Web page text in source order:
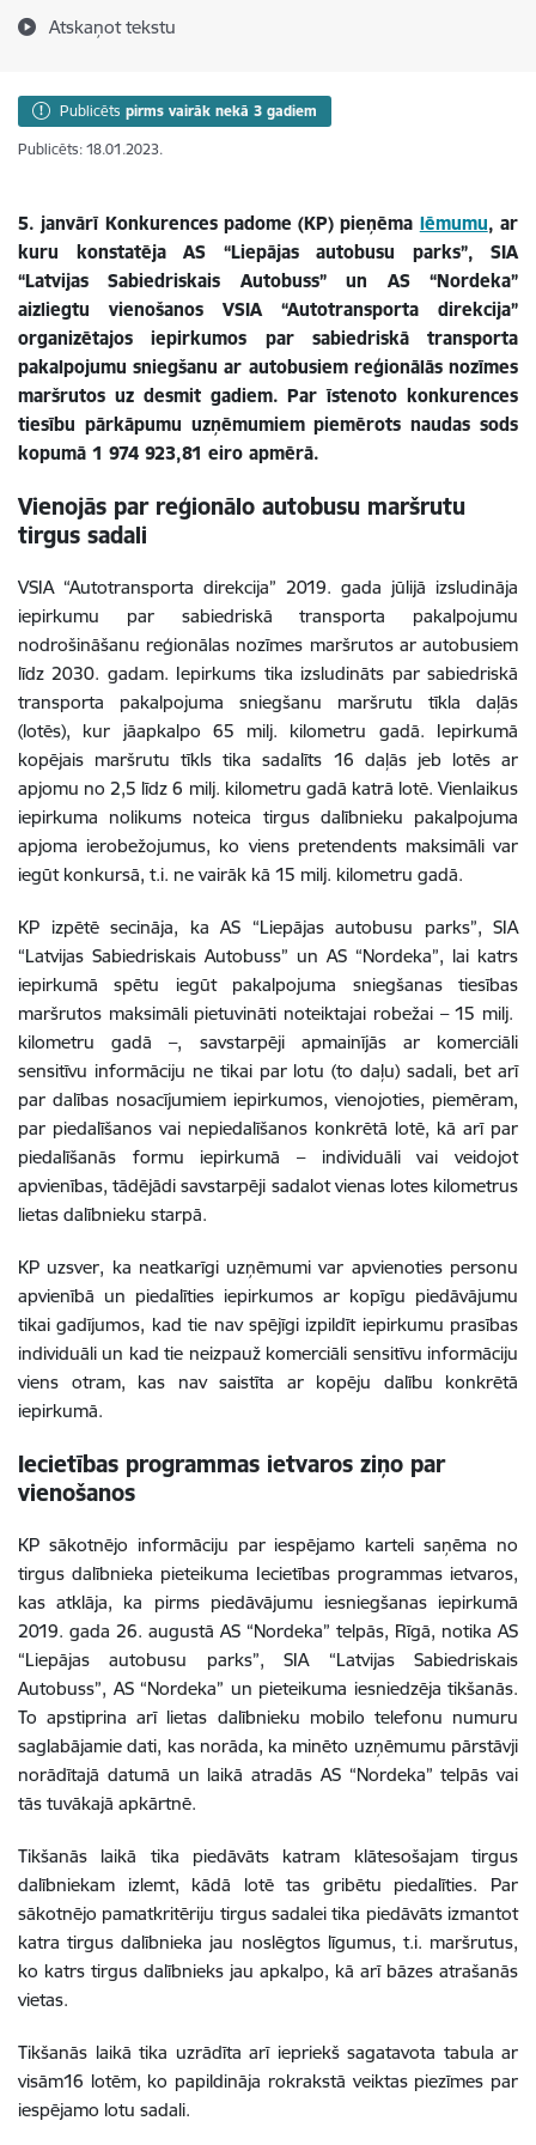
Atskaņot tekstu
Publicēts pirms vairāk nekā 3 gadiem
Publicēts: 18.01.2023.
5. janvārī Konkurences padome (KP) pieņēma lēmumu, ar
kuru konstatēja AS “Liepājas autobusu parks”, SIA
“Latvijas Sabiedriskais Autobuss” un AS “Nordeka”
aizliegtu vienošanos VSIA “Autotransporta direkcija”
organizētajos iepirkumos par sabiedriskā transporta
pakalpojumu sniegšanu ar autobusiem reģionālās nozīmes
maršrutos uz desmit gadiem. Par īstenoto konkurences
tiesību pārkāpumu uzņēmumiem piemērots naudas sods
kopumā 1 974 923,81 eiro apmērā.
Vienojās par reģionālo autobusu maršrutu
tirgus sadali
VSIA “Autotransporta direkcija” 2019. gada jūlijā izsludināja
iepirkumu par sabiedriskā transporta pakalpojumu
nodrošināšanu reģionālas nozīmes maršrutos ar autobusiem
līdz 2030. gadam. Iepirkums tika izsludināts par sabiedriskā
transporta pakalpojuma sniegšanu maršrutu tīkla daļās
(lotēs), kur jāapkalpo 65 milj. kilometru gadā. Iepirkumā
kopējais maršrutu tīkls tika sadalīts 16 daļās jeb lotēs ar
apjomu no 2,5 līdz 6 milj. kilometru gadā katrā lotē. Vienlaikus
iepirkuma nolikums noteica tirgus dalībnieku pakalpojuma
apjoma ierobežojumus, ko viens pretendents maksimāli var
iegūt konkursā, t.i. ne vairāk kā 15 milj. kilometru gadā.
KP izpētē secināja, ka AS “Liepājas autobusu parks”, SIA
“Latvijas Sabiedriskais Autobuss” un AS “Nordeka”, lai katrs
iepirkumā spētu iegūt pakalpojuma sniegšanas tiesības
maršrutos maksimāli pietuvināti noteiktajai robežai – 15 milj.
kilometru gadā –, savstarpēji apmainījās ar komerciāli
sensitīvu informāciju ne tikai par lotu (to daļu) sadali, bet arī
par dalības nosacījumiem iepirkumos, vienojoties, piemēram,
par piedalīšanos vai nepiedalīšanos konkrētā lotē, kā arī par
piedalīšanās formu iepirkumā – individuāli vai veidojot
apvienības, tādējādi savstarpēji sadalot vienas lotes kilometrus
lietas dalībnieku starpā.
KP uzsver, ka neatkarīgi uzņēmumi var apvienoties personu
apvienībā un piedalīties iepirkumos ar kopīgu piedāvājumu
tikai gadījumos, kad tie nav spējīgi izpildīt iepirkumu prasības
individuāli un kad tie neizpauž komerciāli sensitīvu informāciju
viens otram, kas nav saistīta ar kopēju dalību konkrētā
iepirkumā.
Iecietības programmas ietvaros ziņo par
vienošanos
KP sākotnējo informāciju par iespējamo karteli saņēma no
tirgus dalībnieka pieteikuma Iecietības programmas ietvaros,
kas atklāja, ka pirms piedāvājumu iesniegšanas iepirkumā
2019. gada 26. augustā AS “Nordeka” telpās, Rīgā, notika AS
“Liepājas autobusu parks”, SIA “Latvijas Sabiedriskais
Autobuss”, AS “Nordeka” un pieteikuma iesniedzēja tikšanās.
To apstiprina arī lietas dalībnieku mobilo telefonu numuru
saglabājamie dati, kas norāda, ka minēto uzņēmumu pārstāvji
norādītajā datumā un laikā atradās AS “Nordeka” telpās vai
tās tuvākajā apkārtnē.
Tikšanās laikā tika piedāvāts katram klātesošajam tirgus
dalībniekam izlemt, kādā lotē tas gribētu piedalīties. Par
sākotnējo pamatkritēriju tirgus sadalei tika piedāvāts izmantot
katra tirgus dalībnieka jau noslēgtos līgumus, t.i. maršrutus,
ko katrs tirgus dalībnieks jau apkalpo, kā arī bāzes atrašanās
vietas.
Tikšanās laikā tika uzrādīta arī iepriekš sagatavota tabula ar
visām16 lotēm, ko papildināja rokrakstā veiktas piezīmes par
iespējamo lotu sadali.